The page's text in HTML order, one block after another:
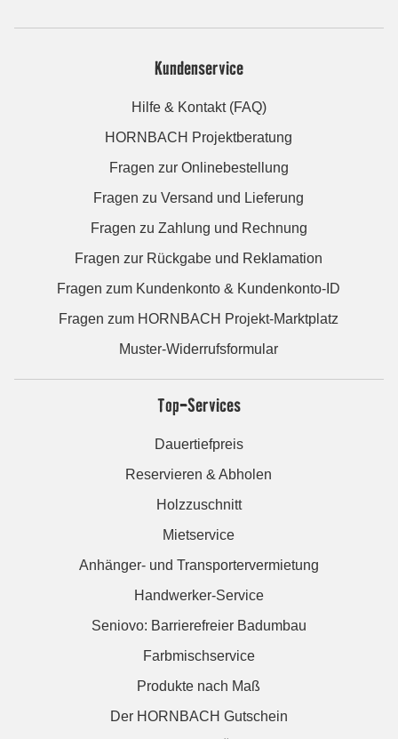
Kundenservice
Hilfe & Kontakt (FAQ)
HORNBACH Projektberatung
Fragen zur Onlinebestellung
Fragen zu Versand und Lieferung
Fragen zu Zahlung und Rechnung
Fragen zur Rückgabe und Reklamation
Fragen zum Kundenkonto & Kundenkonto-ID
Fragen zum HORNBACH Projekt-Marktplatz
Muster-Widerrufsformular
Top-Services
Dauertiefpreis
Reservieren & Abholen
Holzzuschnitt
Mietservice
Anhänger- und Transportervermietung
Handwerker-Service
Seniovo: Barrierefreier Badumbau
Farbmischservice
Produkte nach Maß
Der HORNBACH Gutschein